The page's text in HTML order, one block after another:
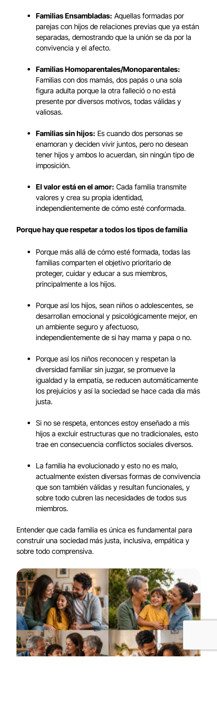
Familias Ensambladas: Aquellas formadas por
parejas con hijos de relaciones previas que ya están
separadas, demostrando que la unión se da por la
convivencia y el afecto.
Familias Homoparentales/Monoparentales:
Familias con dos mamás, dos papás o una sola
figura adulta porque la otra falleció o no está
presente por diversos motivos, todas válidas y
valiosas.
Familias sin hijos: Es cuando dos personas se
enamoran y deciden vivir juntos, pero no desean
tener hijos y ambos lo acuerdan, sin ningún tipo de
imposición.
El valor está en el amor: Cada familia transmite
valores y crea su propia identidad,
independientemente de cómo esté conformada.
Porque hay que respetar a todos los tipos de familia
Porque más allá de cómo esté formada, todas las
familias comparten el objetivo prioritario de
proteger, cuidar y educar a sus miembros,
principalmente a los hijos.
Porque así los hijos, sean niños o adolescentes, se
desarrollan emocional y psicológicamente mejor, en
un ambiente seguro y afectuoso,
independientemente de si hay mama y papa o no.
Porque así los niños reconocen y respetan la
diversidad familiar sin juzgar, se promueve la
igualdad y la empatía, se reducen automáticamente
los prejuicios y así la sociedad se hace cada día más
justa.
Si no se respeta, entonces estoy enseñado a mis
hijos a excluir estructuras que no tradicionales, esto
trae en consecuencia conflictos sociales diversos.
La familia ha evolucionado y esto no es malo,
actualmente existen diversas formas de convivencia
que son también válidas y resultan funcionales, y
sobre todo cubren las necesidades de todos sus
miembros.
Entender que cada familia es única es fundamental para
construir una sociedad más justa, inclusiva, empática y
sobre todo comprensiva.